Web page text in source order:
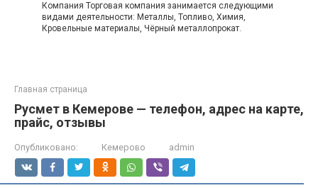
Компания Торговая компания занимается следующими
видами деятельности: Металлы, Топливо, Химия,
Кровельные материалы, Чёрный металлопрокат.
Главная страница
Русмет в Кемерове — телефон, адрес на карте,
прайс, отзывы
Опубликовано: Кемерово admin